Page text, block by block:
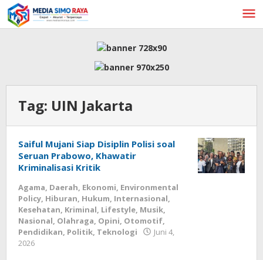
Lewati
ke
konten
Tag: UIN Jakarta
Saiful Mujani Siap Disiplin Polisi soal
Seruan Prabowo, Khawatir
Kriminalisasi Kritik
Agama Daerah Ekonomi Environmental
Policy Hiburan Hukum Internasional
Kesehatan Kriminal Lifestyle Musik
Nasional Olahraga Opini Otomotif
Pendidikan Politik Teknologi
Juni 4,
2026